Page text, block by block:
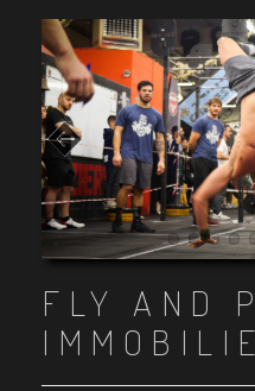
Item 1
Item
FLY AND